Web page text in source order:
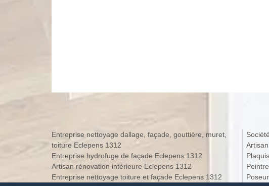
Entreprise nettoyage dallage, façade, gouttière, muret,
toiture Eclepens 1312
Entreprise hydrofuge de façade Eclepens 1312
Artisan rénovation intérieure Eclepens 1312
Entreprise nettoyage toiture et façade Eclepens 1312